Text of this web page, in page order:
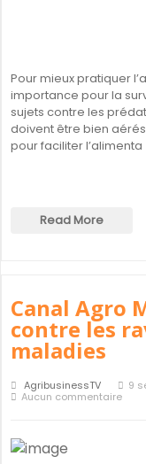
Pour mieux pratiquer
importance pour la
sujets contre les
doivent être bien
pour faciliter l’alimenta
Read More
Canal Agro
contre les
maladies
AgribusinessTV 9
Aucun commentaire